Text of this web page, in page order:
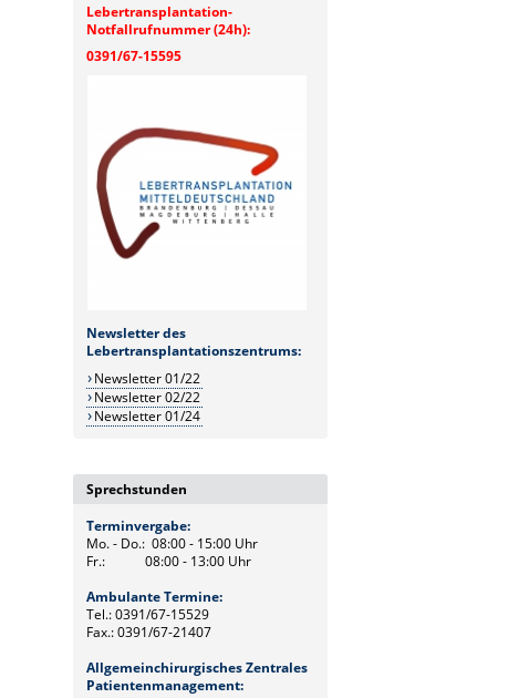
Lebertransplantation-
Notfallrufnummer (24h):
0391/67-15595
Newsletter des
Lebertransplantationszentrums:
Newsletter 01/22
Newsletter 02/22
Newsletter 01/24
Sprechstunden
Terminvergabe:
Mo. - Do.: 08:00 - 15:00 Uhr
Fr.: 08:00 - 13:00 Uhr
Ambulante Termine:
Tel.: 0391/67-15529
Fax.: 0391/67-21407
Allgemeinchirurgisches Zentrales
Patientenmanagement: